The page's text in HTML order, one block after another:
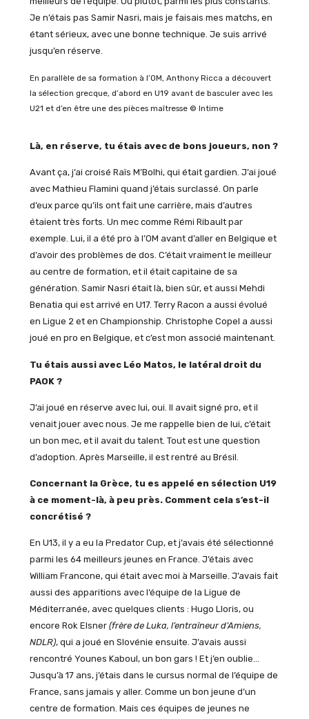
Je n’étais pas Samir Nasri, mais je faisais mes matchs, en
étant sérieux, avec une bonne technique. Je suis arrivé
jusqu’en réserve.
En parallèle de sa formation à l’OM, Anthony Ricca a découvert
la sélection grecque, d’abord en U19 avant de basculer avec les
U21 et d’en être une des pièces maîtresse © Intime
Là, en réserve, tu étais avec de bons joueurs, non ?
Avant ça, j’ai croisé Raïs M’Bolhi, qui était gardien. J’ai joué
avec Mathieu Flamini quand j’étais surclassé. On parle
d’eux parce qu’ils ont fait une carrière, mais d’autres
étaient très forts. Un mec comme Rémi Ribault par
exemple. Lui, il a été pro à l’OM avant d’aller en Belgique et
d’avoir des problèmes de dos. C’était vraiment le meilleur
au centre de formation, et il était capitaine de sa
génération. Samir Nasri était là, bien sûr, et aussi Mehdi
Benatia qui est arrivé en U17. Terry Racon a aussi évolué
en Ligue 2 et en Championship. Christophe Copel a aussi
joué en pro en Belgique, et c’est mon associé maintenant.
Tu étais aussi avec Léo Matos, le latéral droit du
PAOK ?
J’ai joué en réserve avec lui, oui. Il avait signé pro, et il
venait jouer avec nous. Je me rappelle bien de lui, c’était
un bon mec, et il avait du talent. Tout est une question
d’adoption. Après Marseille, il est rentré au Brésil.
Concernant la Grèce, tu es appelé en sélection U19
à ce moment-là, à peu près. Comment cela s’est-il
concrétisé ?
En U13, il y a eu la Predator Cup, et j’avais été sélectionné
parmi les 64 meilleurs jeunes en France. J’étais avec
William Francone, qui était avec moi à Marseille. J’avais fait
aussi des apparitions avec l’équipe de la Ligue de
Méditerranée, avec quelques clients : Hugo Lloris, ou
encore Rok Elsner (frère de Luka, l’entraîneur d’Amiens,
NDLR), qui a joué en Slovénie ensuite. J’avais aussi
rencontré Younes Kaboul, un bon gars ! Et j’en oublie…
Jusqu’à 17 ans, j’étais dans le cursus normal de l’équipe de
France, sans jamais y aller. Comme un bon jeune d’un
centre de formation. Mais ces équipes de jeunes ne